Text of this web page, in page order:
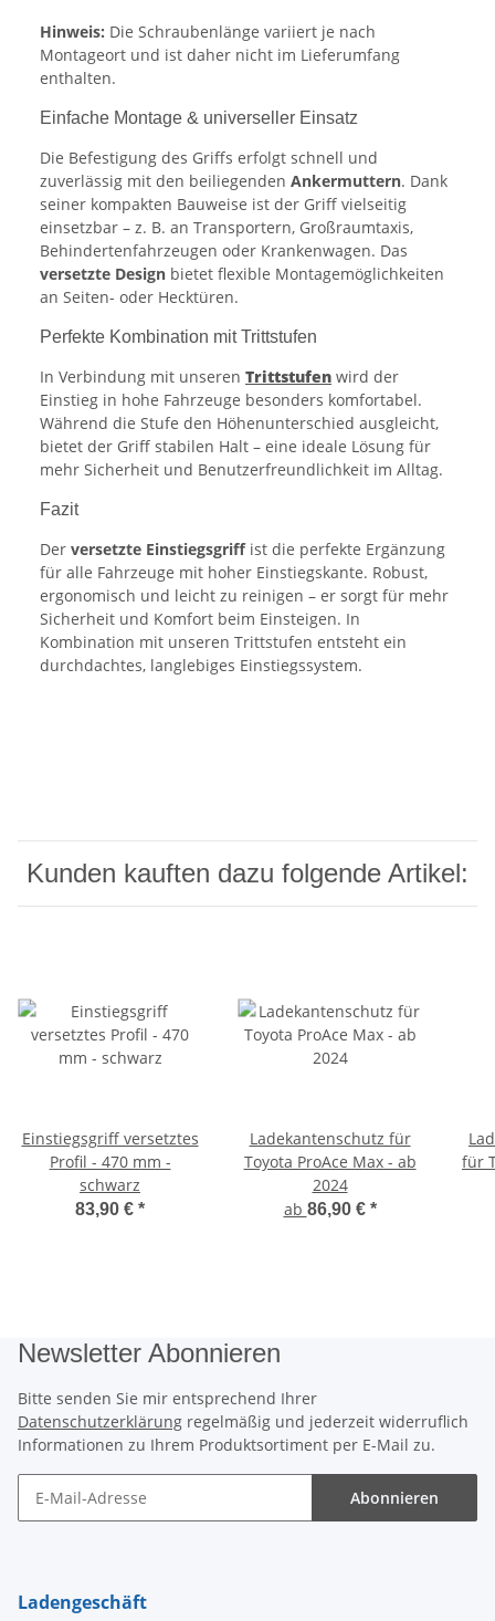
Hinweis: Die Schraubenlänge variiert je nach
Montageort und ist daher nicht im Lieferumfang
enthalten.
Einfache Montage & universeller Einsatz
Die Befestigung des Griffs erfolgt schnell und
zuverlässig mit den beiliegenden Ankermuttern. Dank
seiner kompakten Bauweise ist der Griff vielseitig
einsetzbar – z. B. an Transportern, Großraumtaxis,
Behindertenfahrzeugen oder Krankenwagen. Das
versetzte Design bietet flexible Montagemöglichkeiten
an Seiten- oder Hecktüren.
Perfekte Kombination mit Trittstufen
In Verbindung mit unseren Trittstufen wird der
Einstieg in hohe Fahrzeuge besonders komfortabel.
Während die Stufe den Höhenunterschied ausgleicht,
bietet der Griff stabilen Halt – eine ideale Lösung für
mehr Sicherheit und Benutzerfreundlichkeit im Alltag.
Fazit
Der versetzte Einstiegsgriffist die perfekte Ergänzung
für alle Fahrzeuge mit hoher Einstiegskante. Robust,
ergonomisch und leicht zu reinigen – er sorgt für mehr
Sicherheit und Komfort beim Einsteigen. In
Kombination mit unseren Trittstufen entsteht ein
durchdachtes, langlebiges Einstiegssystem.
Kunden kauften dazu folgende Artikel:
Einstiegsgriff versetztes
Profil - 470 mm -
schwarz
83,90 € *
Ladekantenschutz für
Toyota ProAce Max - ab
2024
ab 86,90 € *
für
Newsletter Abonnieren
Bitte senden Sie mir entsprechend Ihrer
Datenschutzerklärung regelmäßig und jederzeit widerruflich
Informationen zu Ihrem Produktsortiment per E-Mail zu.
Abonnieren
Ladengeschäft